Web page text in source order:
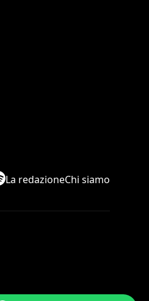
La redazioneChi siamo